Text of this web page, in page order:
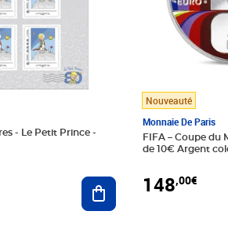
- Le Petit Prince -
Ajouter au panier
Nouveauté
Monnaie De Paris
FIFA – Coupe du
de 10€ Argent
148,00€